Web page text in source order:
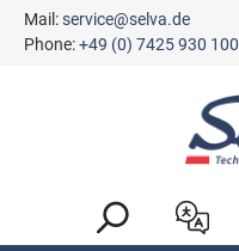
content
Mail:service@selva.de
Phone:+49 (0) 7425 930 100